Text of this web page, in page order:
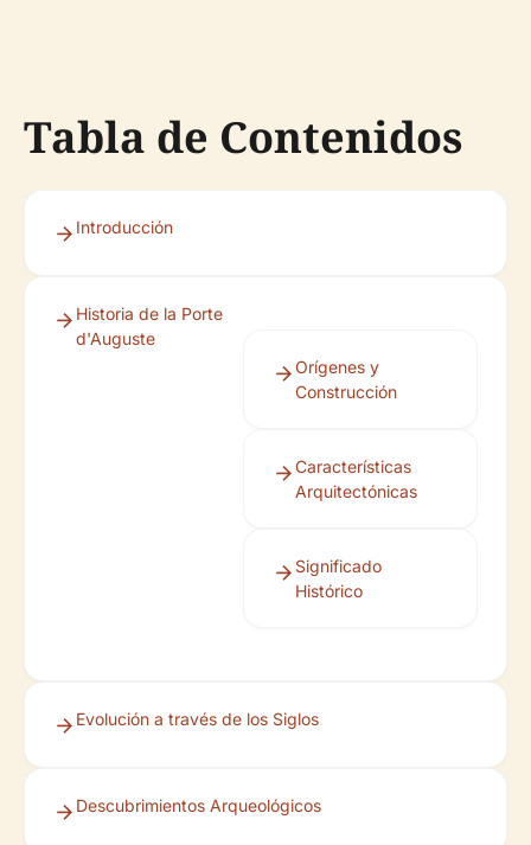
Tabla de Contenidos
Introducción
Historia de la Porte
d'Auguste
Orígenes y
Construcción
Características
Arquitectónicas
Significado
Histórico
Evolución a través de los Siglos
Descubrimientos Arqueológicos